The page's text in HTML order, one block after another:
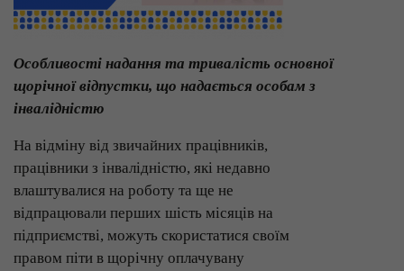
Особливості надання та тривалість основної
щорічної відпустки, що надається особам з
інвалідністю
На відміну від звичайних працівників,
працівники з інвалідністю, які недавно
влаштувалися на роботу та ще не
відпрацювали перших шість місяців на
підприємстві, можуть скористатися своїм
правом піти в щорічну оплачувану